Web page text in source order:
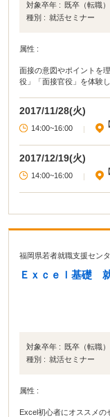
対象卒年 : 既卒（転職）
種別 : 就活セミナー
属性 :
面接の意図やポイントを
役」「面接官役」を体験し
2017/11/28(火)
14:00~16:00 |
2017/12/19(火)
14:00~16:00 |
福岡県若者就職支援セン
Ｅｘｃｅｌ基礎
対象卒年 : 既卒（転職）
種別 : 就活セミナー
属性 :
Excel初心者にオススメ